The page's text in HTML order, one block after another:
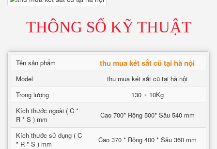
THÔNG SỐ KỸ THUẬT
Tên sản phẩm thu mua két sắt cũ tại hà nội
Model
thu mua két sắt cũ tại hà nội
Trọng lượng
130 ± 10Kg
Kích thước ngoài ( C *
R * S ) mm
Cao 700* Rộng 500* Sâu 540 mm
Kích thước sử dụng ( C
* R * S ) mm
Cao 370 * Rộng 400 * Sâu 360 mm